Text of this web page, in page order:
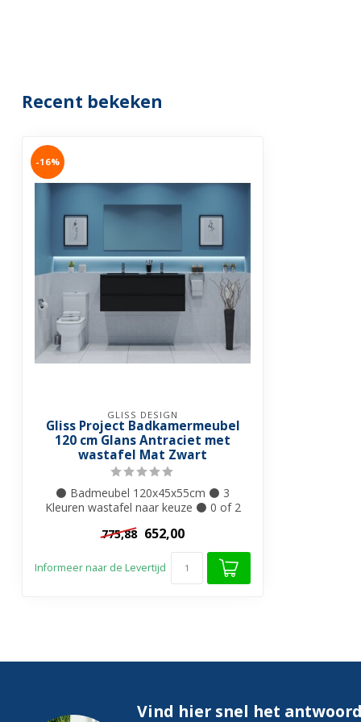
Recent bekeken
-16%
GLISS DESIGN
Gliss Project Badkamermeubel
120 cm Glans Antraciet met
wastafel Mat Zwart
⚫ Badmeubel 120x45x55cm ⚫ 3
Kleuren wastafel naar keuze ⚫ 0 of 2
775,88 652,00
Informeer naar de Levertijd
Vind hier snel het